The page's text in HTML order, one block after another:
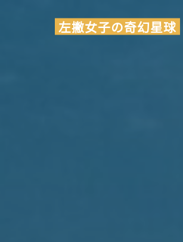
左撇女子の奇幻星球